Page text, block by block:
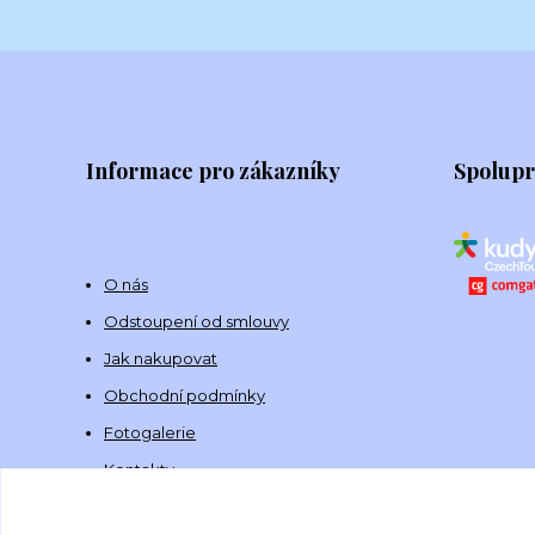
Informace pro zákazníky
O nás
Odstoupení od smlouvy
Jak nakupovat
Obchodní podmínky
Fotogalerie
Kontakty